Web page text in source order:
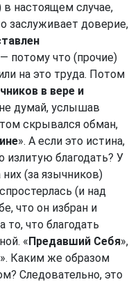
в настоящем случае,
заслуживает доверие,
— потому что (прочие)
на это труда. Потом
в вере и
думай, услышав
скрывался обман,
». А если это истина,
излитую благодать? У
(за язычников)
(и над
что он избран и
что благодать
«Предавший Себя»,
». Каким же образом
Следовательно, это